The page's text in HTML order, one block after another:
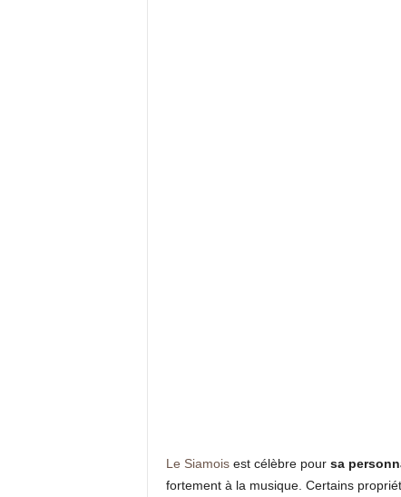
Le Siamoisest célèbre pour sa
fortement à la musique. Certains